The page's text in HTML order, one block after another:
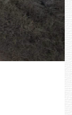
fatal en
Nro. 26,
de